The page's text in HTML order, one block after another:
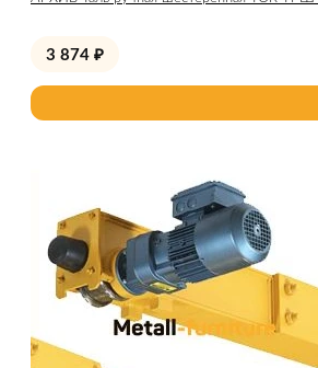
3 874 ₽